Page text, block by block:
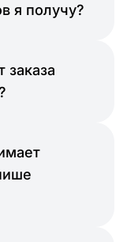
я получу?
заказа